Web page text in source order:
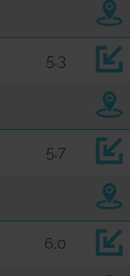
5,3
5,7
6,0